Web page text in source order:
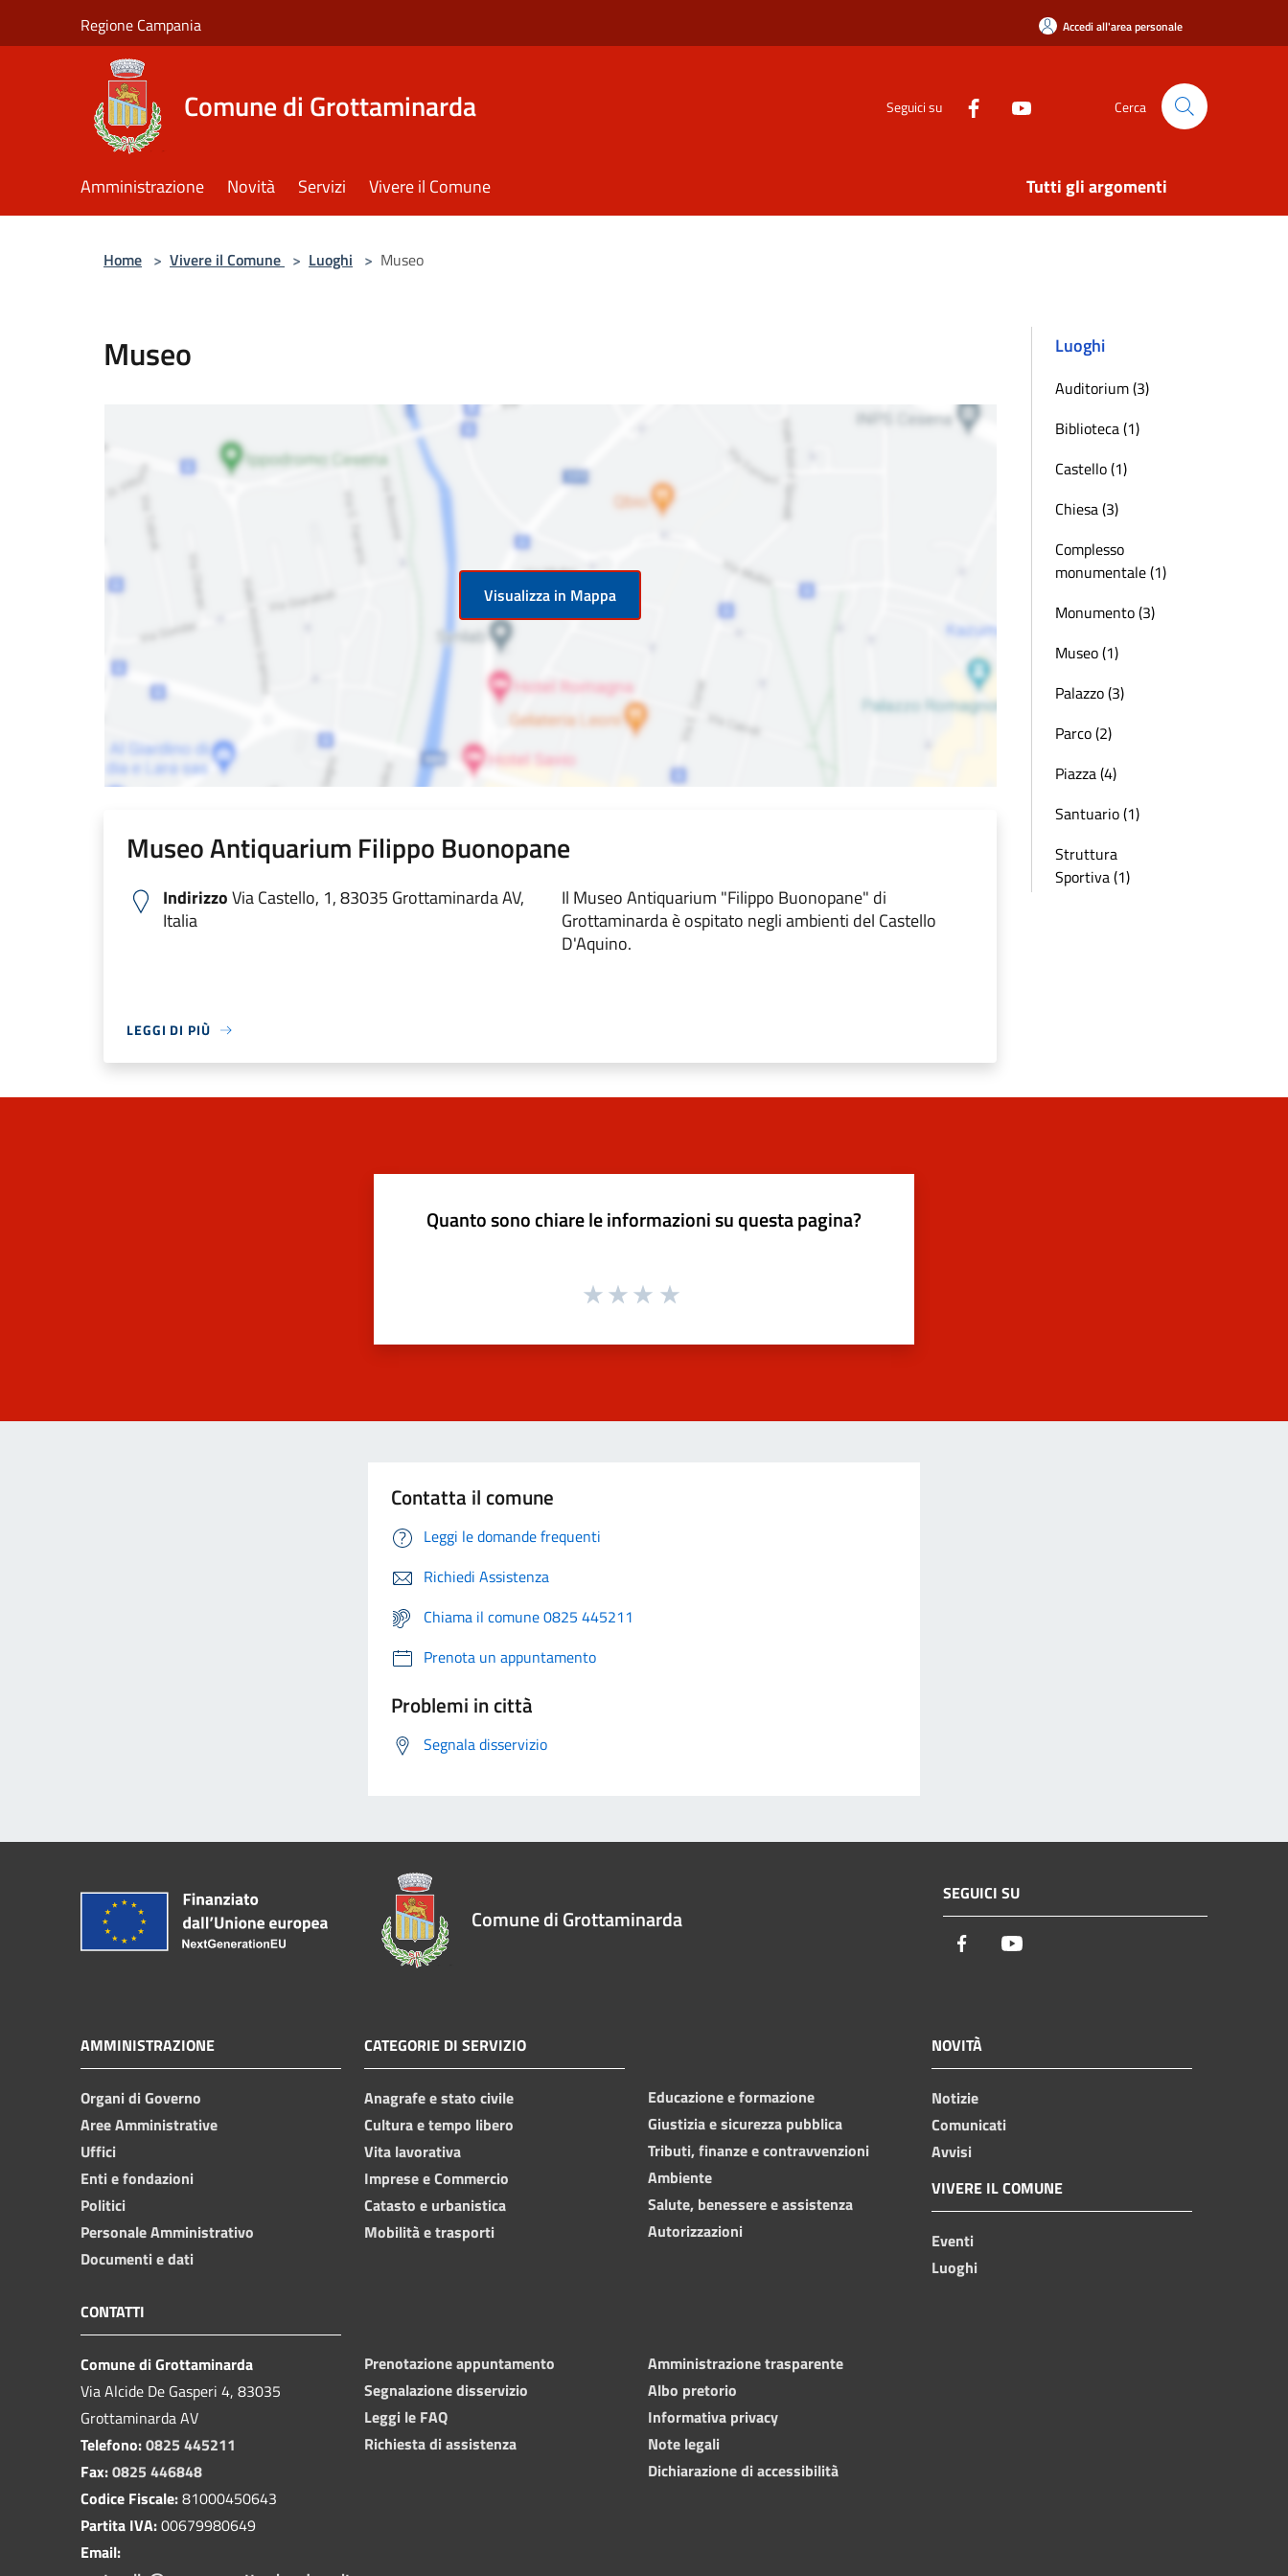
Regione Campania Accedi all'area personale
Comune di Grottaminarda Seguici su Cerca
Amministrazione Novità Servizi Vivere il Comune Tutti gli argomenti
Home > Vivere il Comune > Luoghi > Museo
Museo
Visualizza in Mappa
Museo Antiquarium Filippo Buonopane
IndirizzoVia Castello, 1, 83035 Grottaminarda AV,
Italia
Il Museo Antiquarium "Filippo Buonopane" di
Grottaminarda è ospitato negli ambienti del Castello
D'Aquino.
LEGGI DI PIÙ
Luoghi
Auditorium (3)
Biblioteca (1)
Castello (1)
Chiesa (3)
Complesso
monumentale (1)
Monumento (3)
Museo (1)
Palazzo (3)
Parco (2)
Piazza (4)
Santuario (1)
Struttura
Sportiva (1)
Quanto sono chiare le informazioni su questa pagina?
Contatta il comune
Leggi le domande frequenti
Richiedi Assistenza
Chiama il comune 0825 445211
Prenota un appuntamento
Problemi in città
Segnala disservizio
Comune di Grottaminarda
SEGUICI SU
Facebook
AMMINISTRAZIONE
Organi di Governo
Aree Amministrative
Uffici
Enti e fondazioni
Politici
Personale Amministrativo
Documenti e dati
CATEGORIE DI SERVIZIO
Anagrafe e stato civile
Cultura e tempo libero
Vita lavorativa
Imprese e Commercio
Catasto e urbanistica
Mobilità e trasporti
Educazione e formazione
Giustizia e sicurezza pubblica
Tributi, finanze e contravvenzioni
Ambiente
Salute, benessere e assistenza
Autorizzazioni
NOVITÀ
Notizie
Comunicati
Avvisi
VIVERE IL COMUNE
Eventi
Luoghi
CONTATTI
Comune di Grottaminarda
Via Alcide De Gasperi 4, 83035
Grottaminarda AV
Telefono:0825 445211
Fax:0825 446848
Codice Fiscale:81000450643
Partita IVA:00679980649
Email:
Prenotazione appuntamento
Segnalazione disservizio
Leggi le FAQ
Richiesta di assistenza
Amministrazione trasparente
Albo pretorio
Informativa privacy
Note legali
Dichiarazione di accessibilità